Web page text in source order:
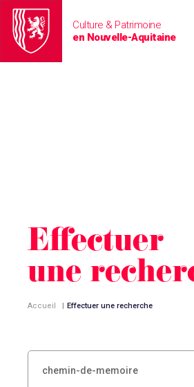
Culture & Patrimoine
en Nouvelle-Aquitaine
Effectuer
une
Accueil | Effectuer une recherche
RECHERCHER :